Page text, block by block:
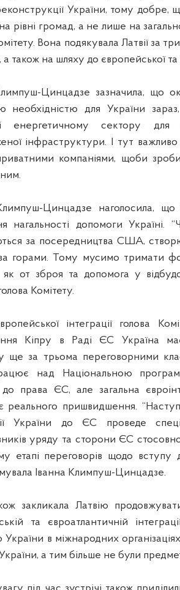
України, тому добре,
рівні громад, а не лише на
Вона подякувала Латвії за
також на шляху до європейської та
Цинцадзе зазначила, що
необхідністю для України
енергетичному сектору для
інфраструктури. І тут
компаніями, щоби
Цинцадзе наголосила,
нагальності допомоги Україні.
за посередництва США,
горами. Тому мусимо тримати
як от зброя та допомога у
Комітету.
інтеграції голова
Кіпру в Раді ЄС Україна
ще за трьома переговорними
над Національною
права ЄС, але загальна
реального пришвидшення.
України до ЄС проведе
уряду та сторони ЄС
етапі переговорів щодо
Іванна Климпуш-Цинцадзе.
закликала Латвію
та євроатлантичній
України в міжнародних
а тим більше не були